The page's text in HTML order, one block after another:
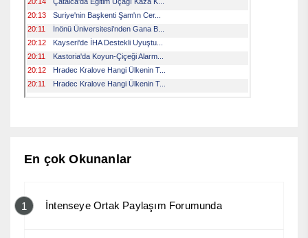
En çok Okunanlar
1 İntenseye Ortak Paylaşım Forumunda